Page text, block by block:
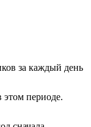
за каждый день
этом периоде.